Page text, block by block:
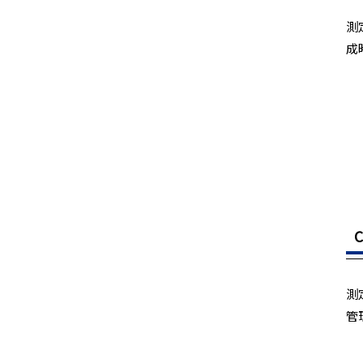
測
成
測
管